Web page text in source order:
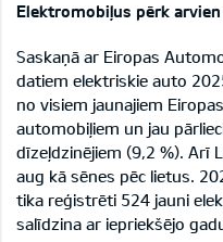
Elektromobiļus pērk
Saskaņā ar Eiropas
datiem elektriskie auto
no visiem jaunajiem
automobiļiem un jau
dīzeļdzinējiem (9,2 %). Arī
aug kā sēnes pēc lietus.
tika reģistrēti 524 jauni
salīdzina ar iepriekšējo